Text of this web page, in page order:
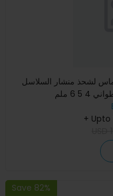
لشحذ منشار السلاسل
6 ملم
+ Upto
Save 82%